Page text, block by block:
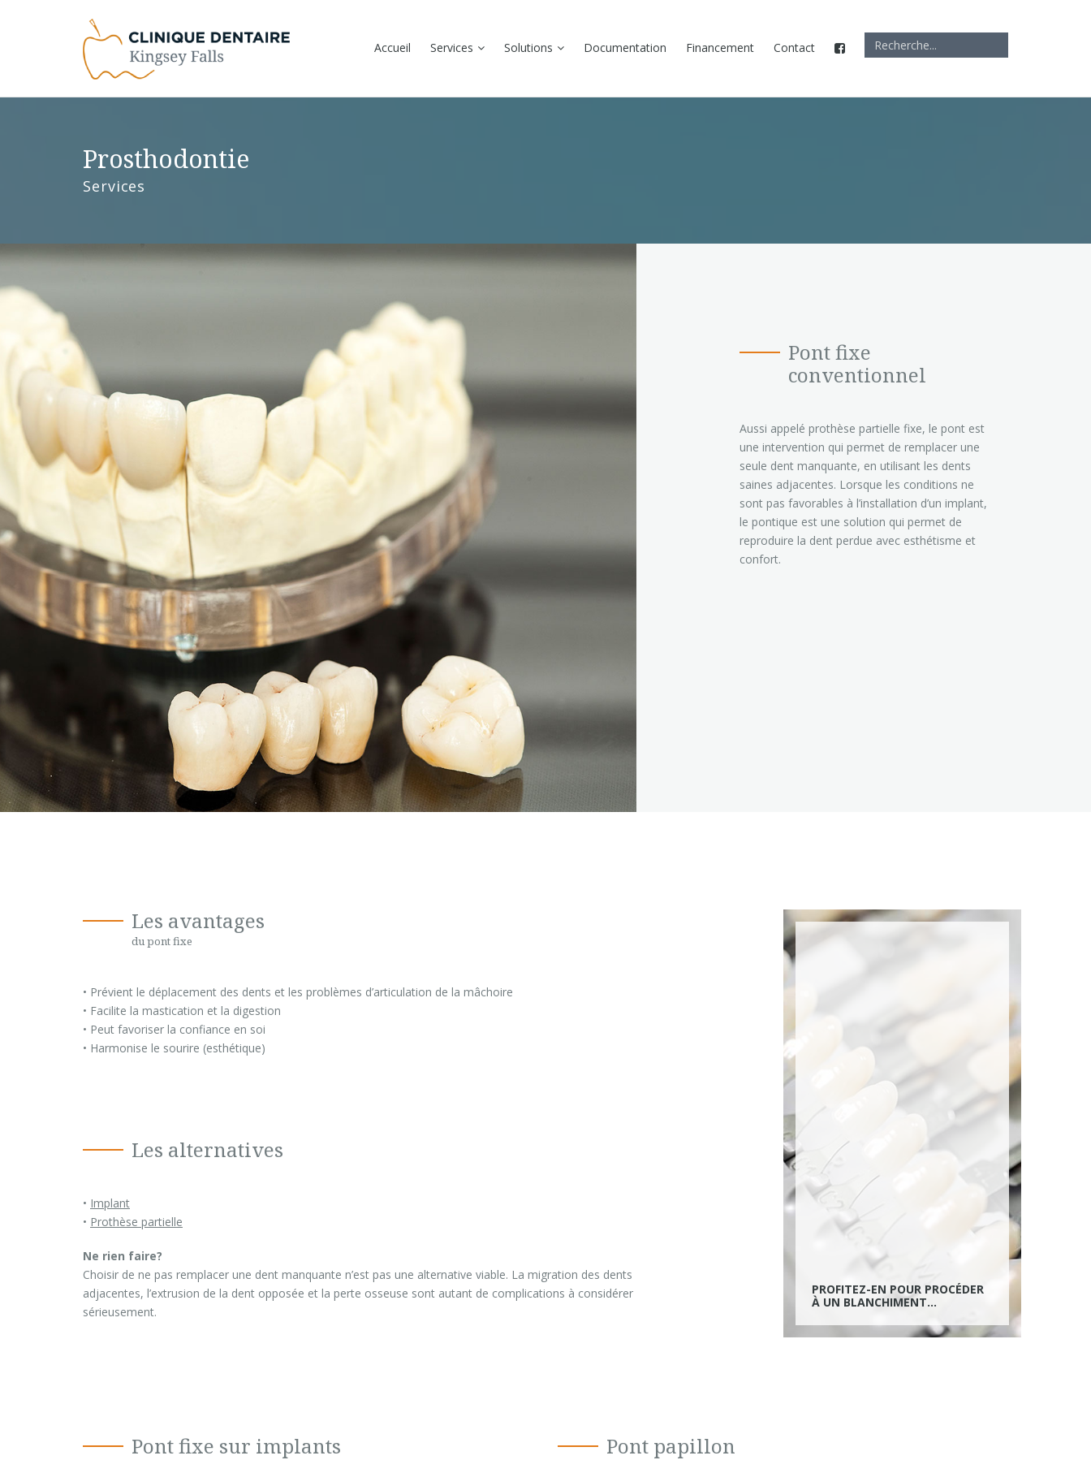
Accueil Services Solutions Documentation Financement Contact
Prosthodontie
Services
Pont fixe
conventionnel
Aussi appelé prothèse partielle fixe, le pont est
une intervention qui permet de remplacer une
seule dent manquante, en utilisant les dents
saines adjacentes. Lorsque les conditions ne
sont pas favorables à l’installation d’un implant,
le pontique est une solution qui permet de
reproduire la dent perdue avec esthétisme et
confort.
Les avantages
du pont fixe
• Prévient le déplacement des dents et les problèmes d’articulation de la mâchoire
• Facilite la mastication et la digestion
• Peut favoriser la confiance en soi
• Harmonise le sourire (esthétique)
Les alternatives
• Implant
• Prothèse partielle
Ne rien faire?
Choisir de ne pas remplacer une dent manquante n’est pas une alternative viable. La migration des dents
adjacentes, l’extrusion de la dent opposée et la perte osseuse sont autant de complications à considérer
sérieusement.
PROFITEZ-EN POUR PROCÉDER
À UN BLANCHIMENT...
Pont fixe sur implants Pont papillon